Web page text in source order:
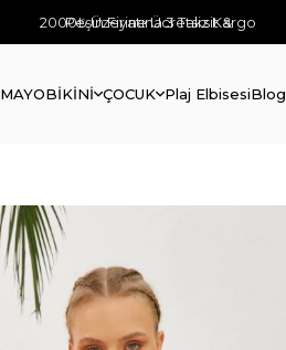
Peşin Fiyatına 3 Taksit &
2000₺ Üzerine Ücretsiz Kargo
MAYOBİKİNİ ÇOCUK Plaj ElbisesiBlog